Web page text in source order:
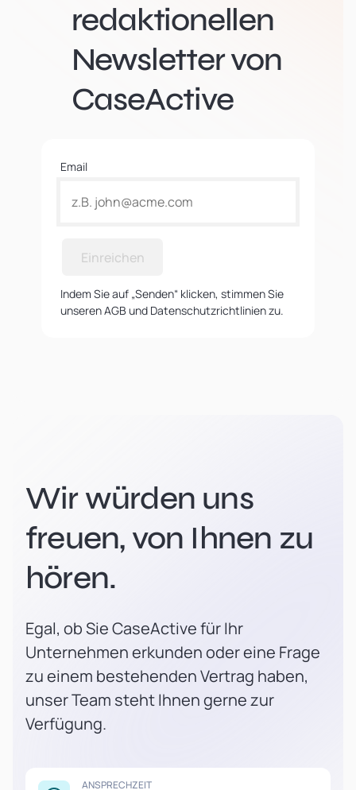
redaktionellen
Newsletter von
CaseActive
Email
Einreichen
Indem Sie auf „Senden“ klicken, stimmen Sie
unseren AGB und Datenschutzrichtlinien zu.
Wir würden uns
freuen, von Ihnen zu
hören.
Egal, ob Sie CaseActive für Ihr
Unternehmen erkunden oder eine Frage
zu einem bestehenden Vertrag haben,
unser Team steht Ihnen gerne zur
Verfügung.
ANSPRECHZEIT